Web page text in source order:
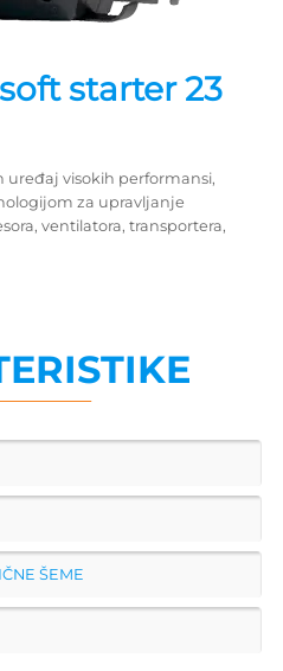
starter 23
uređaj visokih performansi,
za upravljanje
ventilatora, transportera,
ŠEME